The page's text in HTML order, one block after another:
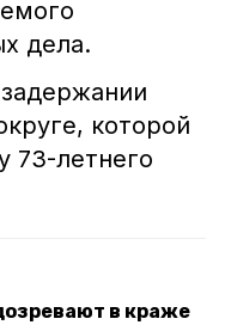
дела.
которой
73-летнего
в краже